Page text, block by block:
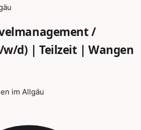
/
w/d) | Teilzeit | Wangen
im Allgäu